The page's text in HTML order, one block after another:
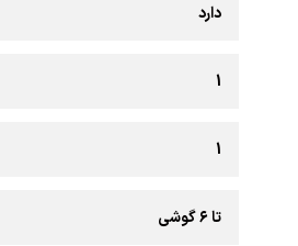
دارد
1
1
تا ۶ گوشی